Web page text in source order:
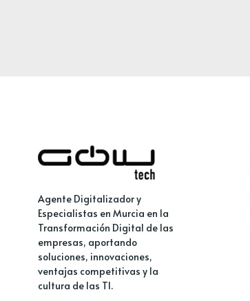
Agente Digitalizador y
Especialistas en Murcia en la
Transformación Digital de las
empresas, aportando
soluciones, innovaciones,
ventajas competitivas y la
cultura de las TI.